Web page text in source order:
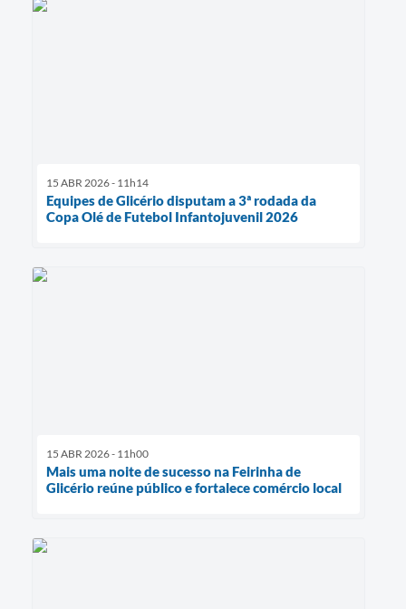
15 ABR 2026 - 11h14
Equipes de Glicério disputam a 3ª rodada da
Copa Olé de Futebol Infantojuvenil 2026
15 ABR 2026 - 11h00
Mais uma noite de sucesso na Feirinha de
Glicério reúne público e fortalece comércio local